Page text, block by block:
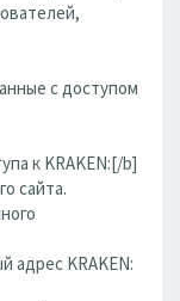
с доступом
к KRAKEN:[/b]
сайта.
адрес KRAKEN: